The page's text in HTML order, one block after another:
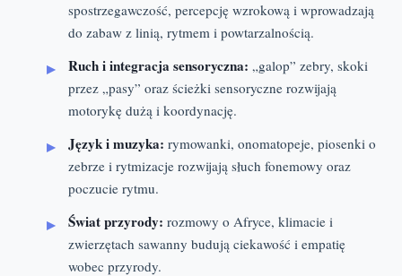
spostrzegawczość, percepcję wzrokową i wprowadzają
do zabaw z linią, rytmem i powtarzalnością.
Ruch i integracja sensoryczna: „galop” zebry, skoki
przez „pasy” oraz ścieżki sensoryczne rozwijają
motorykę dużą i koordynację.
Język i muzyka: rymowanki, onomatopeje, piosenki o
zebrze i rytmizacje rozwijają słuch fonemowy oraz
poczucie rytmu.
Świat przyrody: rozmowy o Afryce, klimacie i
zwierzętach sawanny budują ciekawość i empatię
wobec przyrody.